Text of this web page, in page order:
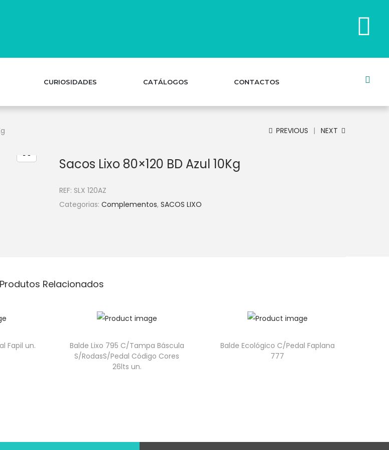
CURIOSIDADES CATÁLOGOS CONTACTOS
PREVIOUS NEXT
Sacos Lixo 80×120 BD Azul 10Kg
REF: SLX 120AZ
Categorias: Complementos, SACOS LIXO
Produtos Relacionados
Fapil un.
Balde Lixo 795 C/Tampa Báscula
S/RodasS/Pedal Código Cores
26lts un.
Balde Ecológico C/Pedal Faplana
777